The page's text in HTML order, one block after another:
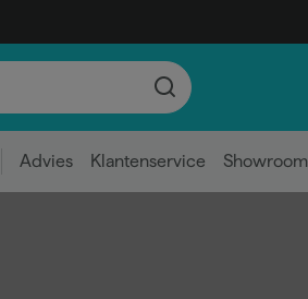
Advies Klantenservice Showroom